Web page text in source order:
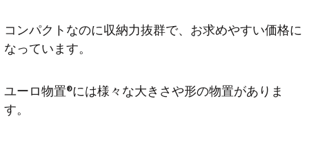
コンパクトなのに収納力抜群で、お求めやすい価格に
なっています。
ユーロ物置®には様々な大きさや形の物置がありま
す。